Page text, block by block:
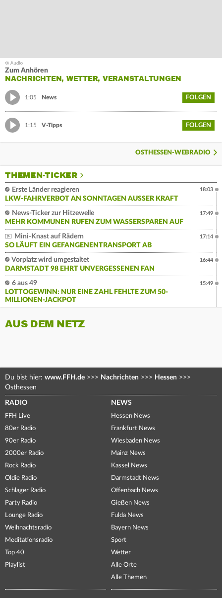
Zum Anhören
NACHRICHTEN, WETTER, VERANSTALTUNGEN
1:05 News FOLGEN
1:15 V-Tipps FOLGEN
OSTHESSEN-WEBRADIO
THEMEN-TICKER
Erste Länder reagieren
LKW-FAHRVERBOT AN SONNTAGEN AUSSER KRAFT
18:03
News-Ticker zur Hitzewelle
MEHR KOMMUNEN RUFEN ZUM WASSERSPAREN AUF
17:49
Mini-Knast auf Rädern
SO LÄUFT EIN GEFANGENENTRANSPORT AB
17:14
Vorplatz wird umgestaltet
DARMSTADT 98 EHRT UNVERGESSENEN FAN
16:44
6 aus 49
LOTTOGEWINN: NUR EINE ZAHL FEHLTE ZUM 50-
MILLIONEN-JACKPOT
15:49
AUS DEM NETZ
Du bist hier: www.FFH.de >>> Nachrichten >>> Hessen >>>
Osthessen
RADIO
FFH Live
80er Radio
90er Radio
2000er Radio
Rock Radio
Oldie Radio
Schlager Radio
Party Radio
Lounge Radio
Weihnachtsradio
Meditationsradio
Top 40
Playlist
NEWS
Hessen News
Frankfurt News
Wiesbaden News
Mainz News
Kassel News
Darmstadt News
Offenbach News
Gießen News
Fulda News
Bayern News
Sport
Wetter
Alle Orte
Alle Themen